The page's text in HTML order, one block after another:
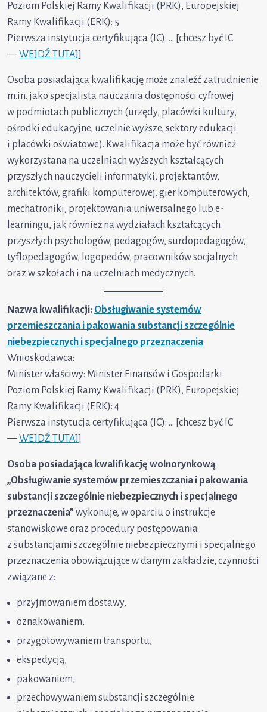
Poziom Polskiej Ramy Kwalifikacji (PRK), Europejskiej
Ramy Kwalifikacji (ERK): 5
Pierwsza instytucja certyfikująca (IC): … [chcesz być IC
—WEJDŹ TUTAJ
Osoba posiadająca kwalifikację może znaleźć zatrudnienie
m.in. jako specjalista nauczania dostępności cyfrowej
w podmiotach publicznych (urzędy, placówki kultury,
ośrodki edukacyjne, uczelnie wyższe, sektory edukacji
i placówki oświatowe). Kwalifikacja może być również
wykorzystana na uczelniach wyższych kształcących
przyszłych nauczycieli informatyki, projektantów,
architektów, grafiki komputerowej, gier komputerowych,
mechatroniki, projektowania uniwersalnego lub e-
learningu, jak również na wydziałach kształcących
przyszłych psychologów, pedagogów, surdopedagogów,
tyflopedagogów, logopedów, pracowników socjalnych
oraz w szkołach i na uczelniach medycznych.
Nazwa kwalifikacji: Obsługiwanie systemów
przemieszczania i pakowania substancji szczególnie
niebezpiecznych i specjalnego przeznaczenia
Wnioskodawca:
Minister właściwy: Minister Finansów i Gospodarki
Poziom Polskiej Ramy Kwalifikacji (PRK), Europejskiej
Ramy Kwalifikacji (ERK): 4
Pierwsza instytucja certyfikująca (IC): … [chcesz być IC
—WEJDŹ TUTAJ
Osoba posiadająca kwalifikację wolnorynkową
„Obsługiwanie systemów przemieszczania i pakowania
substancji szczególnie niebezpiecznych i specjalnego
przeznaczenia” wykonuje, w oparciu o instrukcje
stanowiskowe oraz procedury postępowania
z substancjami szczególnie niebezpiecznymi i specjalnego
przeznaczenia obowiązujące w danym zakładzie, czynności
związane z:
przyjmowaniem dostawy,
oznakowaniem,
przygotowywaniem transportu,
ekspedycją,
pakowaniem,
przechowywaniem substancji szczególnie